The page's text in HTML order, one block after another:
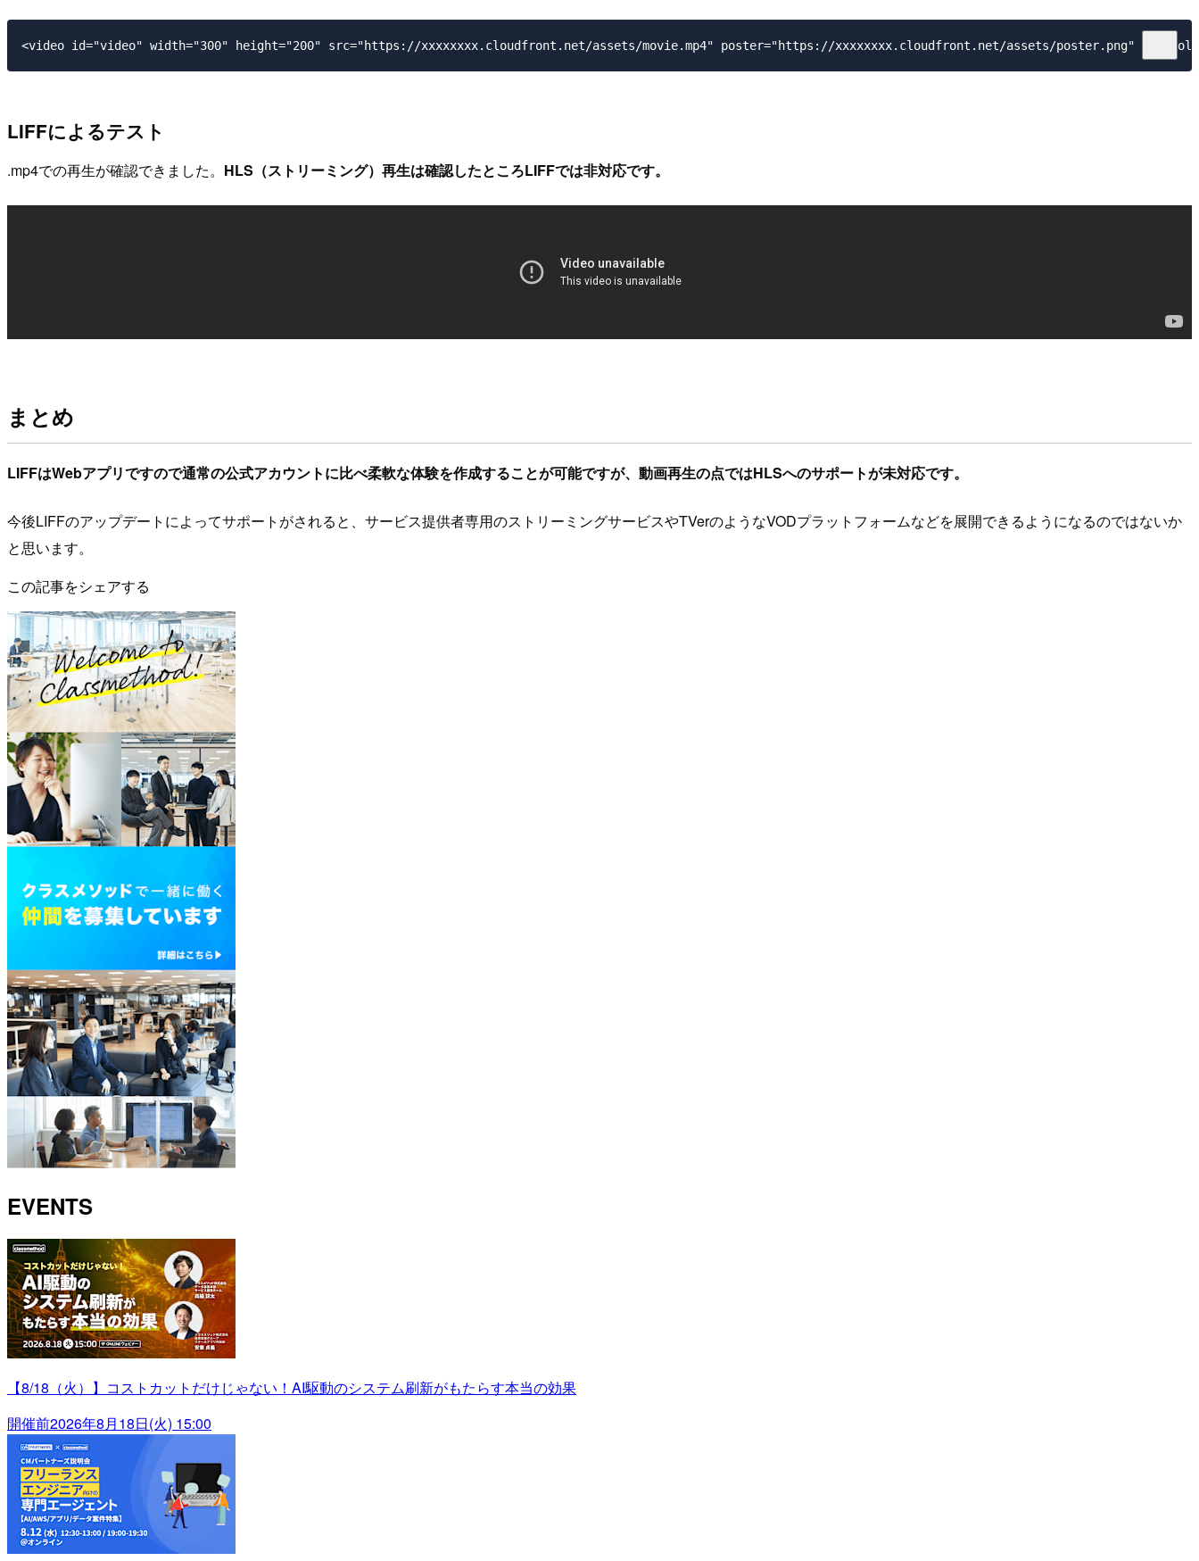
LIFFによるテスト
.mp4での再生が確認できました。 HLS（ストリーミング）再生は確認したところLIFFでは非対応です。
まとめ
LIFFはWebアプリですので通常の公式アカウントに比べ柔軟な体験を作成することが可能ですが、動画再生の点ではHLSへのサポートが未対応です。
今後LIFFのアップデートによってサポートがされると、サービス提供者専用のストリーミングサービスやTVerのようなVODプラットフォームなどを展開できるようになるのではないか
と思います。
この記事をシェアする
EVENTS
【8/18（火）】コストカットだけじゃない！AI駆動のシステム刷新がもたらす本当の効果
開催前2026年8月18日(火) 15:00